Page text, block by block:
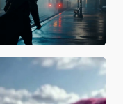
catali_es_yufei